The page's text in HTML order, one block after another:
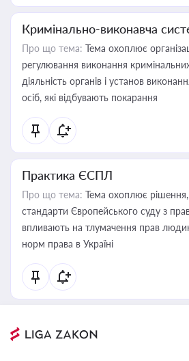
Кримінально-виконавча
Про що тема: Тема охоплює
регулювання виконання
діяльність органів і установ
осіб, які відбувають покарання
Практика ЄСПЛ
Про що тема: Тема охоплює рішення,
стандарти Європейського суду з
впливають на тлумачення прав
норм права в Україні